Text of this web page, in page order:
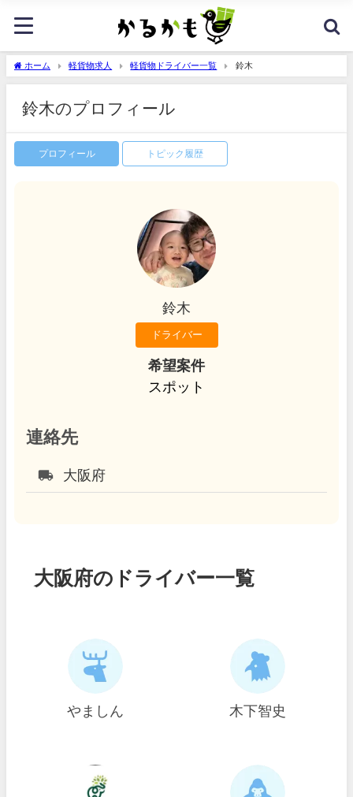
ホーム 軽貨物求人 軽貨物ドライバー一覧 鈴木
鈴木のプロフィール
プロフィール トピック履歴
鈴木
ドライバー
希望案件
スポット
連絡先
local_shipping 大阪府
大阪府のドライバー一覧
やましん 木下智史